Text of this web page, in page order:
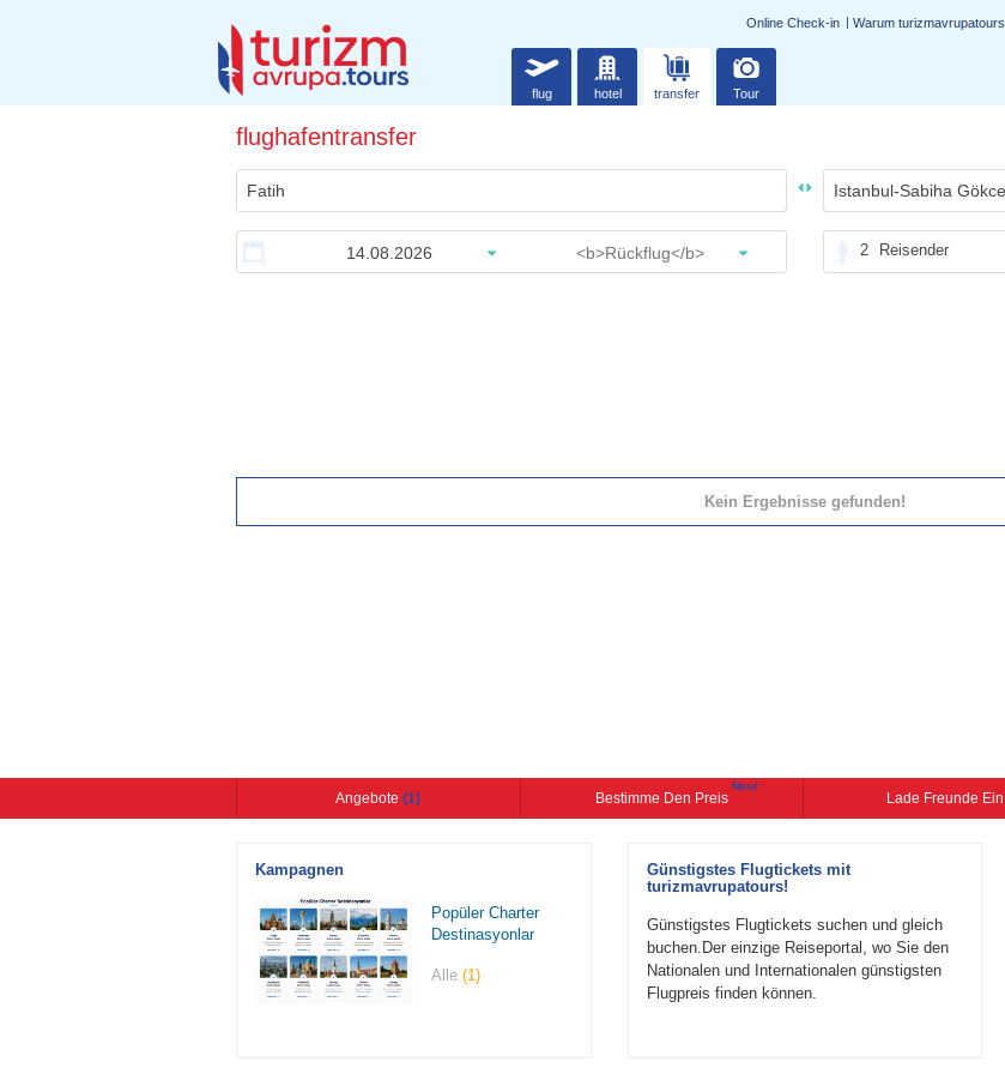
Online Check-in Warum turizmavrupatours
flug hotel transfer Tour
flughafentransfer
2 Reisender
Kein Ergebnisse gefunden!
Angebote(1) Bestimme Den Preis
Neu!
Lade Freunde Ein
Kampagnen
Popüler Charter
Destinasyonlar
Alle(1)
Günstigstes Flugtickets mit
turizmavrupatours!
Günstigstes Flugtickets suchen und gleich
buchen.Der einzige Reiseportal, wo Sie den
Nationalen und Internationalen günstigsten
Flugpreis finden können.